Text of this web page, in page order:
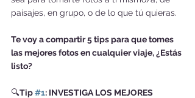
paisajes, en grupo, o de lo que tú quieras.
Te voy a compartir 5 tips para que tomes
las mejores fotos en cualquier viaje, ¿Estás
listo?
🔍Tip #1: INVESTIGA LOS MEJORES